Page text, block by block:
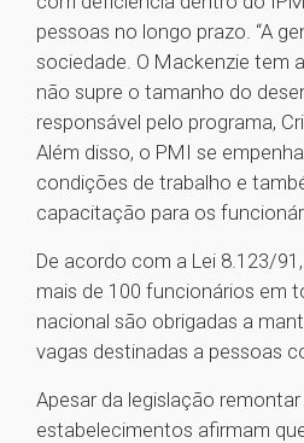
pessoas no longo prazo. “A
sociedade. O Mackenzie tem
não supre o tamanho do
responsável pelo programa,
Além disso, o PMI se
condições de trabalho e
capacitação para os
De acordo com a Lei 8.123/
mais de 100 funcionários em
nacional são obrigadas a
vagas destinadas a pessoas
Apesar da legislação
estabelecimentos afirmam